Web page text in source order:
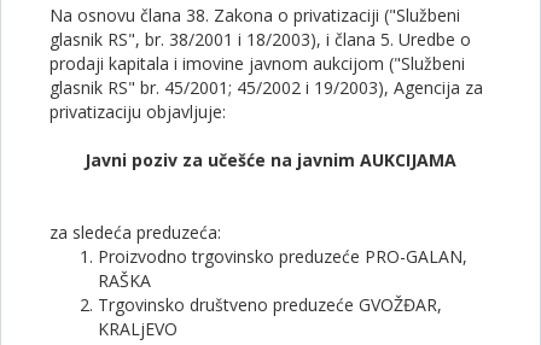
Na osnovu člana 38. Zakona o privatizaciji ("Službeni
glasnik RS", br. 38/2001 i 18/2003), i člana 5. Uredbe o
prodaji kapitala i imovine javnom aukcijom ("Službeni
glasnik RS" br. 45/2001; 45/2002 i 19/2003), Agencija za
privatizaciju objavljuje:
Javni poziv za učešće na javnim AUKCIJAMA
za sledeća preduzeća:
Proizvodno trgovinsko preduzeće PRO-GALAN,
RAŠKA
Trgovinsko društveno preduzeće GVOŽĐAR,
KRALjEVO